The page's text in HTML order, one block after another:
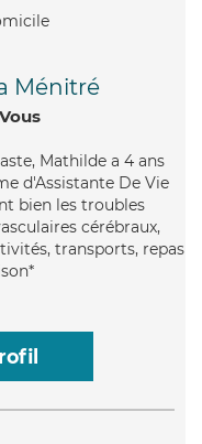
Ménitré
Mathilde a 4 ans
d'Assistante De Vie
bien les troubles
cérébraux,
transports, repas